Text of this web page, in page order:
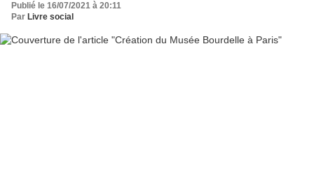
Publié le 16/07/2021 à 20:11
Par Livre social